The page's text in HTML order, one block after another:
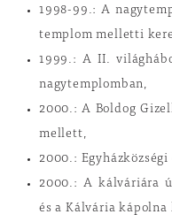
1998-99.: A
templom melletti
1999.: A II.
nagytemplomban,
2000.: A Boldog
mellett,
2000.:
2000.: A kálváriára
és a Kálvária kápolna